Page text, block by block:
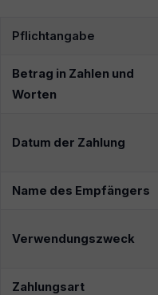
Pflichtangabe
Betrag in Zahlen und
Worten
Datum der Zahlung
Name des Empfängers
Verwendungszweck
Zahlungsart